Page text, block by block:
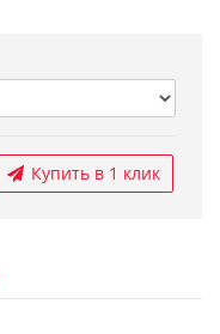
Купить в 1 клик